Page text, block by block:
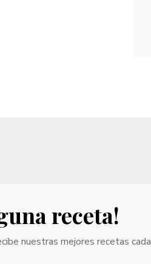
receta!
nuestras mejores recetas cada